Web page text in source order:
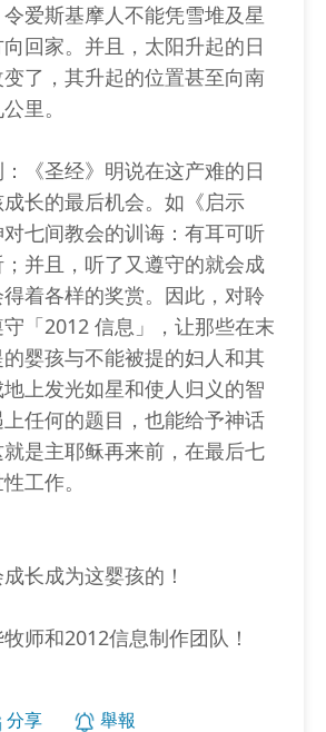
爱斯基摩人不能凭雪堆及星
回家。并且，太阳升起的日
了，其升起的位置甚至向南
里。
《圣经》明说在这产难的日
长的最后机会。如《启示
七间教会的训诲：有耳可听
并且，听了又遵守的就会成
着各样的奖赏。因此，对聆
「2012 信息」，让那些在末
婴孩与不能被提的妇人和其
上发光如星和使人归义的智
任何的题目，也能给予神话
是主耶稣再来前，在最后七
工作。
长成为这婴孩的！
师和2012信息制作团队！
分享 舉報